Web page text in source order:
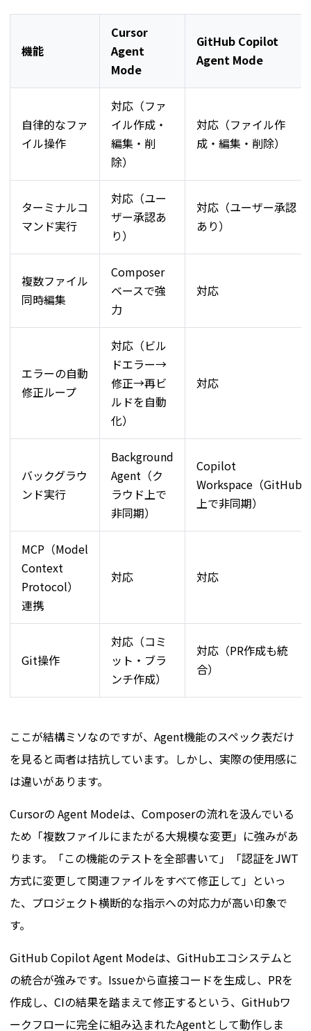
機能
Cursor
Agent
Mode
GitHub Copilot
Agent Mode
自律的なファ
イル操作
対応（ファ
イル作成・
編集・削
除）
対応（ファイル作
成・編集・削除）
ターミナルコ
マンド実行
対応（ユー
ザー承認あ
り）
対応（ユーザー承認
あり）
複数ファイル
同時編集
Composer
ベースで強
力
対応
エラーの自動
修正ループ
対応（ビル
ドエラー→
修正→再ビ
ルドを自動
化）
対応
バックグラウ
ンド実行
Background
Agent（ク
ラウド上で
非同期）
Copilot
Workspace（GitHub
上で非同期）
MCP（Model
Context
Protocol）
連携
対応 対応
Git操作
対応（コミ
ット・ブラ
ンチ作成）
対応（PR作成も統
合）
ここが結構ミソなのですが、Agent機能のスペック表だけ
を見ると両者は拮抗しています。しかし、実際の使用感に
は違いがあります。
Cursorの Agent Modeは、Composerの流れを汲んでいる
ため「複数ファイルにまたがる大規模な変更」に強みがあ
ります。「この機能のテストを全部書いて」「認証をJWT
方式に変更して関連ファイルをすべて修正して」といっ
た、プロジェクト横断的な指示への対応力が高い印象で
す。
GitHub Copilot Agent Modeは、GitHubエコシステムと
の統合が強みです。Issueから直接コードを生成し、PRを
作成し、CIの結果を踏まえて修正するという、GitHubワ
ークフローに完全に組み込まれたAgentとして動作しま